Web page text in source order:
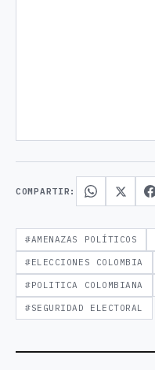
COMPARTIR:
#AMENAZAS POLÍTICOS
#ELECCIONES COLOMBIA
#POLITICA COLOMBIANA
#SEGURIDAD ELECTORAL